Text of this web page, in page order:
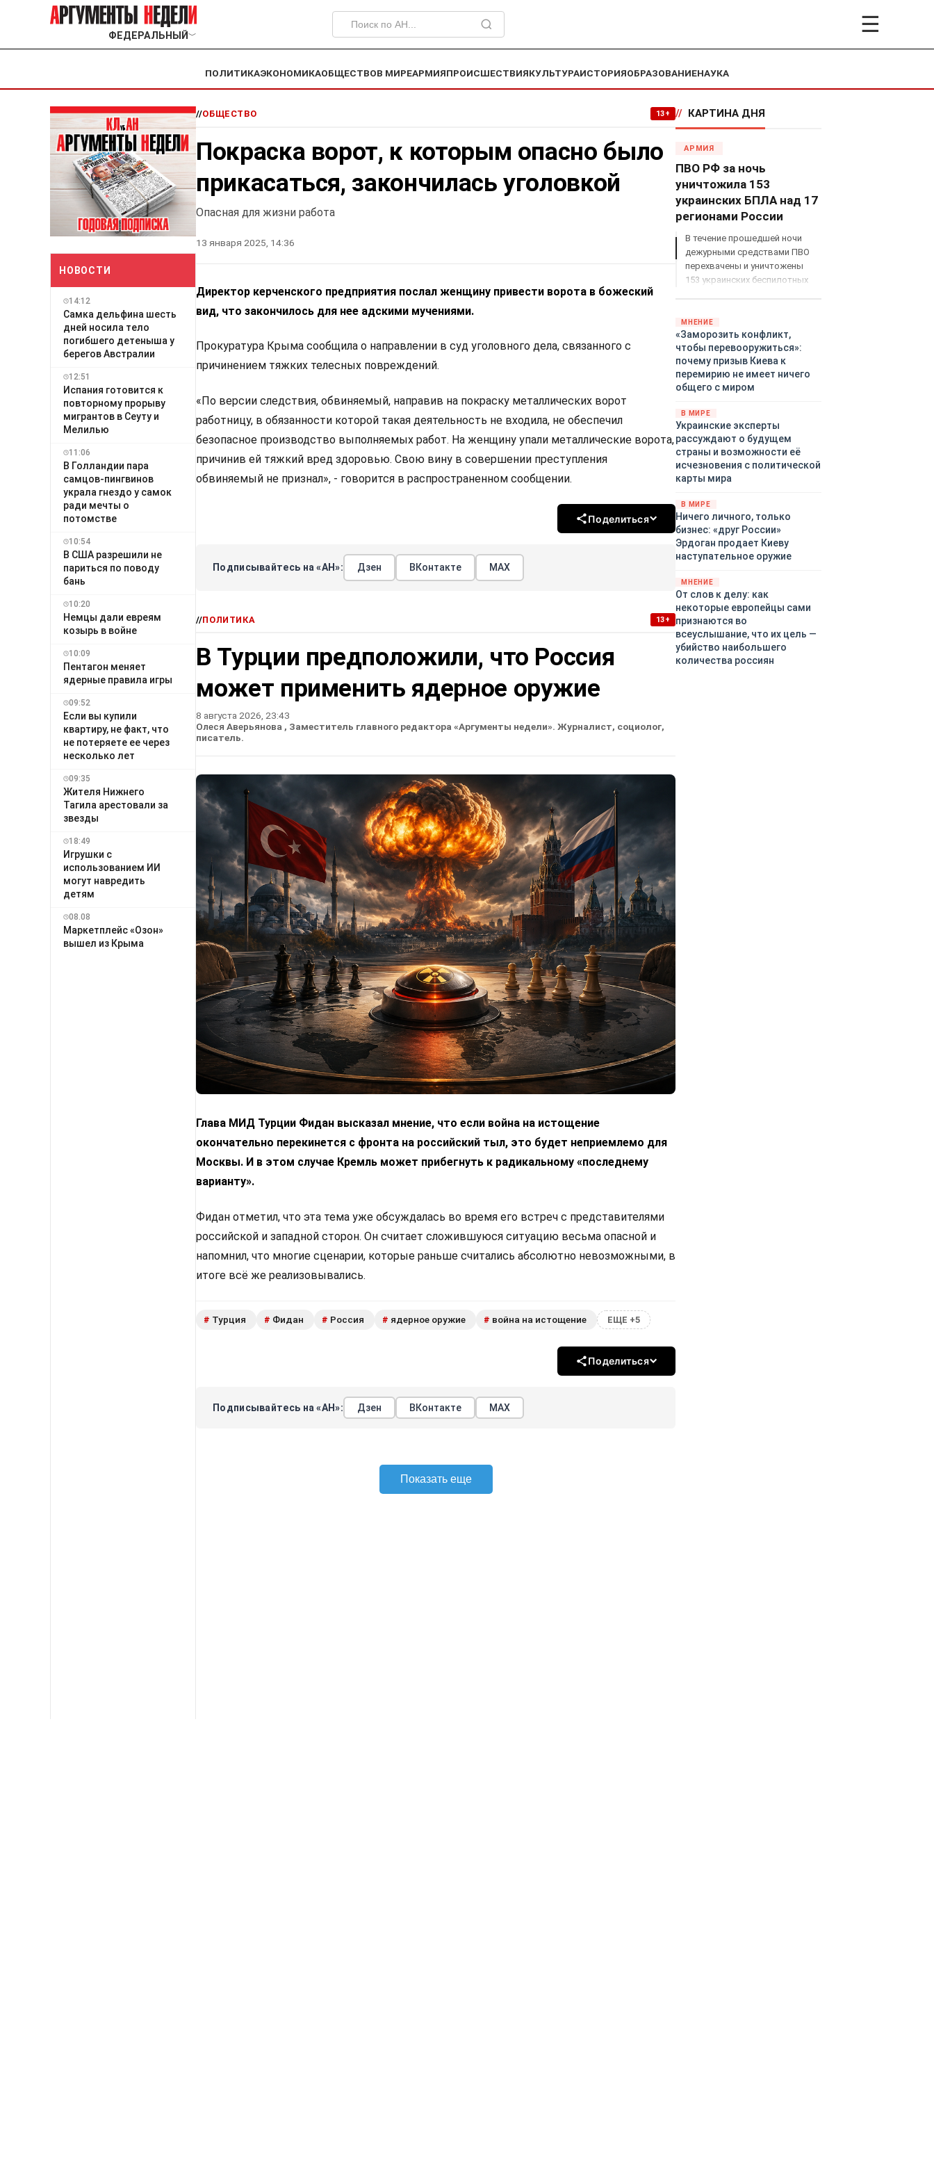
ФЕДЕРАЛЬНЫЙ ﹀ ☰
ПОЛИТИКАЭКОНОМИКАОБЩЕСТВОВ МИРЕАРМИЯПРОИСШЕСТВИЯКУЛЬТУРАИСТОРИЯОБРАЗОВАНИЕНАУКА
НОВОСТИ
14:12
Самка дельфина шесть
дней носила тело
погибшего детеныша у
берегов Австралии
12:51
Испания готовится к
повторному прорыву
мигрантов в Сеуту и
Мелилью
11:06
В Голландии пара
самцов-пингвинов
украла гнездо у самок
ради мечты о
потомстве
10:54
В США разрешили не
париться по поводу
бань
10:20
Немцы дали евреям
козырь в войне
10:09
Пентагон меняет
ядерные правила игры
09:52
Если вы купили
квартиру, не факт, что
не потеряете ее через
несколько лет
09:35
Жителя Нижнего
Тагила арестовали за
звезды
18:49
Игрушки с
использованием ИИ
могут навредить
детям
08.08
Маркетплейс «Озон»
вышел из Крыма
//ОБЩЕСТВО 13+
Покраска ворот, к которым опасно было
прикасаться, закончилась уголовкой
Опасная для жизни работа
13 января 2025, 14:36
Директор керченского предприятия послал женщину привести ворота в божеский
вид, что закончилось для нее адскими мучениями.
Прокуратура Крыма сообщила о направлении в суд уголовного дела, связанного с
причинением тяжких телесных повреждений.
«По версии следствия, обвиняемый, направив на покраску металлических ворот
работницу, в обязанности которой такая деятельность не входила, не обеспечил
безопасное производство выполняемых работ. На женщину упали металлические ворота,
причинив ей тяжкий вред здоровью. Свою вину в совершении преступления
обвиняемый не признал», - говорится в распространенном сообщении.
Поделиться
Подписывайтесь на «АН»: Дзен ВКонтакте МАХ
//ПОЛИТИКА 13+
В Турции предположили, что Россия
может применить ядерное оружие
8 августа 2026, 23:43
Олеся Аверьянова , Заместитель главного редактора «Аргументы недели». Журналист, социолог,
писатель.
Глава МИД Турции Фидан высказал мнение, что если война на истощение
окончательно перекинется с фронта на российский тыл, это будет неприемлемо для
Москвы. И в этом случае Кремль может прибегнуть к радикальному «последнему
варианту».
Фидан отметил, что эта тема уже обсуждалась во время его встреч с представителями
российской и западной сторон. Он считает сложившуюся ситуацию весьма опасной и
напомнил, что многие сценарии, которые раньше считались абсолютно невозможными, в
итоге всё же реализовывались.
# Турция # Фидан # Россия # ядерное оружие # война на истощение ЕЩЕ +5
Поделиться
Подписывайтесь на «АН»: Дзен ВКонтакте МАХ
Показать еще
// КАРТИНА ДНЯ
АРМИЯ
ПВО РФ за ночь
уничтожила 153
украинских БПЛА над 17
регионами России
В течение прошедшей ночи
дежурными средствами ПВО
перехвачены и уничтожены
153 украинских беспилотных
территориями Белгородской,
Брянской, Владимирской,
Воронежской, Калужской,
Курской, Липецкой,
Орловской, Ростовской,
Рязанской, Самарской,
Тульской областей,
Московского региона,
Республики Крым, Республики
Татарстан, Краснодарского
края и над акваториями
МНЕНИЕ
«Заморозить конфликт,
чтобы перевооружиться»:
почему призыв Киева к
перемирию не имеет ничего
общего с миром
В МИРЕ
Украинские эксперты
рассуждают о будущем
страны и возможности её
исчезновения с политической
карты мира
В МИРЕ
Ничего личного, только
бизнес: «друг России»
Эрдоган продает Киеву
наступательное оружие
МНЕНИЕ
От слов к делу: как
некоторые европейцы сами
признаются во
всеуслышание, что их цель —
убийство наибольшего
количества россиян